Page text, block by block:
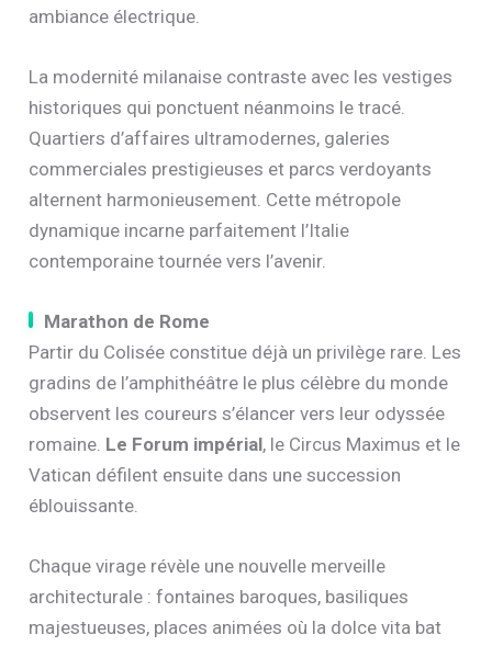
ambiance électrique.
La modernité milanaise contraste avec les vestiges
historiques qui ponctuent néanmoins le tracé.
Quartiers d’affaires ultramodernes, galeries
commerciales prestigieuses et parcs verdoyants
alternent harmonieusement. Cette métropole
dynamique incarne parfaitement l’Italie
contemporaine tournée vers l’avenir.
Marathon de Rome
Partir du Colisée constitue déjà un privilège rare. Les
gradins de l’amphithéâtre le plus célèbre du monde
observent les coureurs s’élancer vers leur odyssée
romaine. Le Forum impérial, le Circus Maximus et le
Vatican défilent ensuite dans une succession
éblouissante.
Chaque virage révèle une nouvelle merveille
architecturale : fontaines baroques, basiliques
majestueuses, places animées où la dolce vita bat